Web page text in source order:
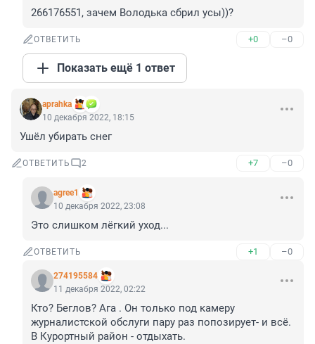
266176551, зачем Володька сбрил усы))?
ОТВЕТИТЬ +0 –0
Показать ещё 1 ответ
aprahka
10 декабря 2022, 18:15
Ушёл убирать снег
ОТВЕТИТЬ 2 +7 –0
agree1
10 декабря 2022, 23:08
Это слишком лёгкий уход...
ОТВЕТИТЬ +1 –0
274195584
11 декабря 2022, 02:22
Кто? Беглов? Ага . Он только под камеру
журналистской обслуги пару раз попозирует- и всё.
В Курортный район - отдыхать.